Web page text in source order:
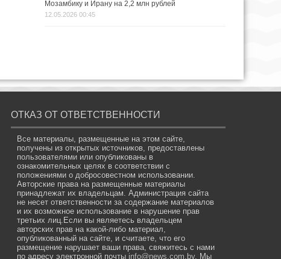
Мозамбику и Ирану на 2,2 млн рублей
12.05.2026 00:45
ОТКАЗ ОТ ОТВЕТСТВЕННОСТИ
Все материалы, размещенные на этом сайте,
получены из открытых источников, предоставлены
пользователями или опубликованы в
ознакомительных целях в соответствии с
положениями о добросовестном использовании.
Авторские права на размещенные материалы
принадлежат их владельцам. Администрация сайта
не несет ответственности за содержание материалов
и их возможное использование в нарушение прав
третьих лиц.Если вы являетесь владельцем
авторских прав на какой-либо материал,
опубликованный на сайте, и считаете, что его
размещение нарушает ваши права, свяжитесь с нами
по адресу электронной почты info@news.com.by. Мы